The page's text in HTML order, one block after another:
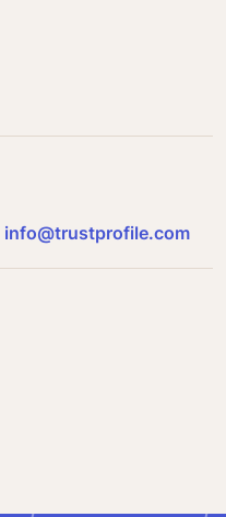
info@trustprofile.com